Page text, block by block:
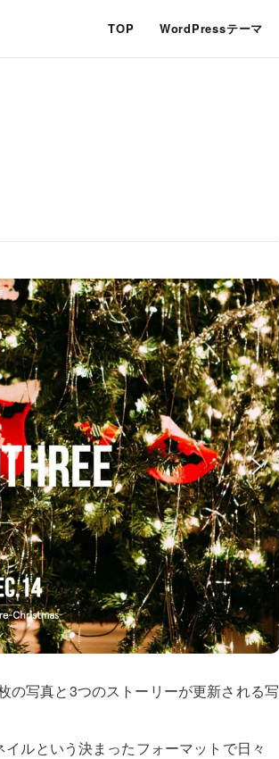
TOP WordPressテーマ
写真と3つのストーリーが更新される写
ルという決まったフォーマットで日々